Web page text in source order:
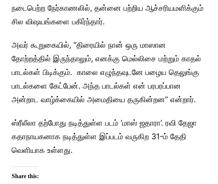
நடைபெற்ற நேர்காணலில், தன்னை பற்றிய ஆச்சரியமளிக்கும்
சில விஷயங்களை பகிர்ந்தார்.
அவர் கூறுகையில், “திரையில் நான் ஒரு மாஸான
தோற்றத்தில் இருந்தாலும், எனக்கு மெல்லிசை மற்றும் காதல்
பாடல்கள் பிடிக்கும். காலை எழுந்தவுடனே பழைய தெலுங்கு
பாடல்களை கேட்பேன். அந்த பாடல்கள் என் பரபரப்பான
அன்றாட வாழ்க்கையில் அமைதியை தருகின்றன’’ என்றார்.
ஸ்ரீலீலா தற்போது நடித்துள்ள படம் ‘மாஸ் ஜதாரா’. ரவி தேஜா
கதாநாயகனாக நடித்துள்ள இப்படம் வருகிற 31-ம் தேதி
வெளியாக உள்ளது.
Share this: